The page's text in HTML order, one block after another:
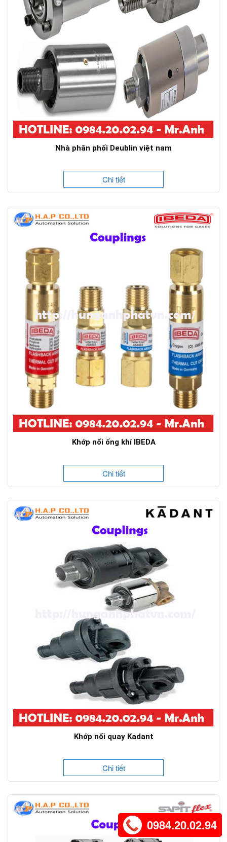
Nhà phân phối Deublin việt nam
Chi tiết
Khớp nối ống khí IBEDA
Chi tiết
Khớp nối quay Kadant
Chi tiết
0984.20.02.94